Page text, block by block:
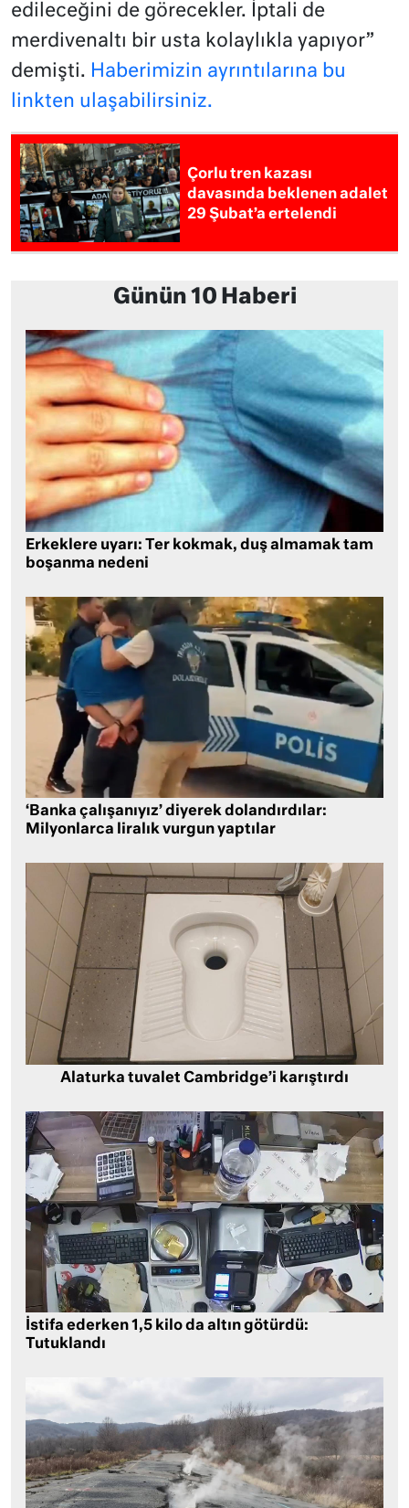
edileceğini de görecekler. İptali de
merdivenaltı bir usta kolaylıkla yapıyor”
demişti. Haberimizin ayrıntılarına bu
linkten ulaşabilirsiniz.
Çorlu tren kazası
davasında beklenen adalet
29 Şubat’a ertelendi
Günün 10 Haberi
Erkeklere uyarı: Ter kokmak, duş almamak tam
boşanma nedeni
‘Banka çalışanıyız’ diyerek dolandırdılar:
Milyonlarca liralık vurgun yaptılar
Alaturka tuvalet Cambridge’i karıştırdı
İstifa ederken 1,5 kilo da altın götürdü:
Tutuklandı